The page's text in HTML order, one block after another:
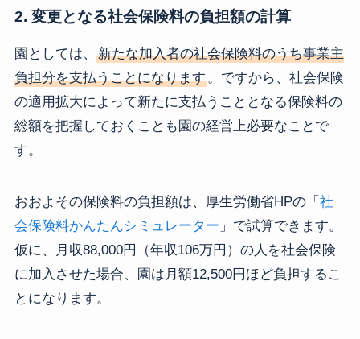
2. 変更となる社会保険料の負担額の計算
園としては、
新たな加入者の社会保険料のうち事業主
負担分を支払うことになります。ですから、社会保険
の適用拡大によって新たに支払うこととなる保険料の
総額を把握しておくことも園の経営上必要なことで
す。
おおよその保険料の負担額は、厚生労働省HPの「 社
会保険料かんたんシミュレーター 」で試算できます。
仮に、月収88,000円（年収106万円）の人を社会保険
に加入させた場合、園は月額12,500円ほど負担するこ
とになります。